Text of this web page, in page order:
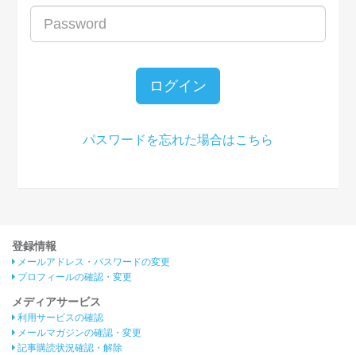
ログイン
パスワードを忘れた場合はこちら
登録情報
メールアドレス・パスワードの変更
プロフィールの確認・変更
メディアサービス
利用サービスの確認
メールマガジンの確認・変更
記事購読状況確認・解除